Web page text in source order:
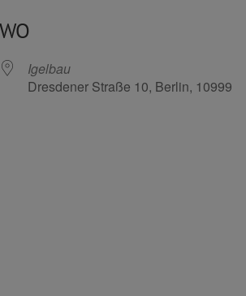
WO
Igelbau
Dresdener Straße 10, Berlin, 10999